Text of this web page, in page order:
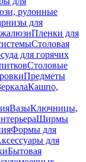
рулонные
для
Пленки для
Столовая
для горячих
Столовые
Предметы
Кашпо,
ВазыКлючницы,
Ширмы
Формы для
для
Бытовая